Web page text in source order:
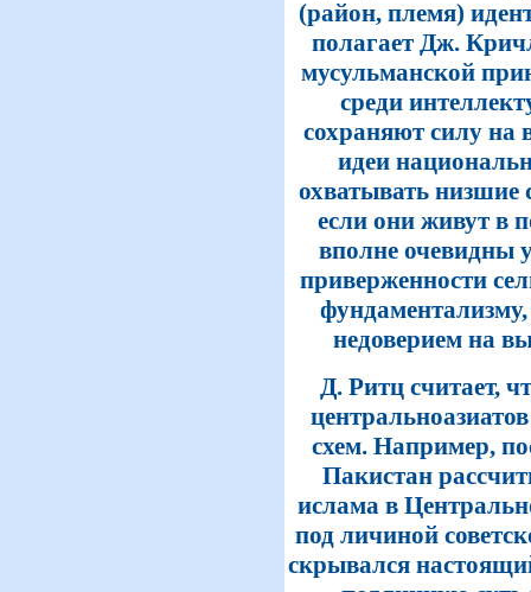
(район, племя)
полагает Дж.
мусульманской
среди
сохраняют силу на
идеи
охватывать низшие
если они живут в
вполне очевидны
приверженности
недоверием на
Д. Ритц считает,
схем. Например,
Пакистан
ислама в
под личиной
скрывался